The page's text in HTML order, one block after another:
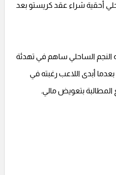
أحقية شراء عقد كريستو بعد
النجم الساحلي ساهم في تهدئة
بعدما أبدى اللاعب رغبته في
بتعويض مالي.